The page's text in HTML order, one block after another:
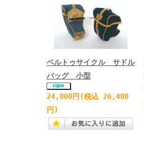
ベルトゥサイクル サドル
バッグ 小型
24,000円 (税込 26,400
円)